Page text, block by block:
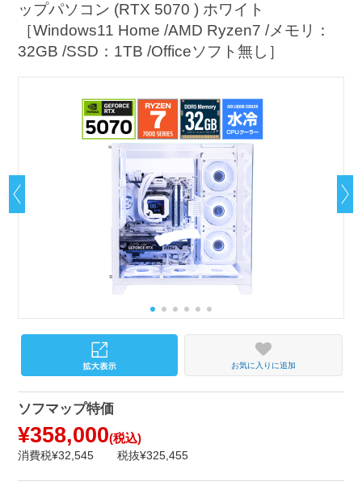
ップパソコン (RTX 5070 ) ホワイト
［Windows11 Home /AMD Ryzen7 /メモリ：
32GB /SSD：1TB /Officeソフト無し］
お気に入りに追加
ソフマップ特価
¥358,000(税込)
消費税¥32,545 税抜¥325,455